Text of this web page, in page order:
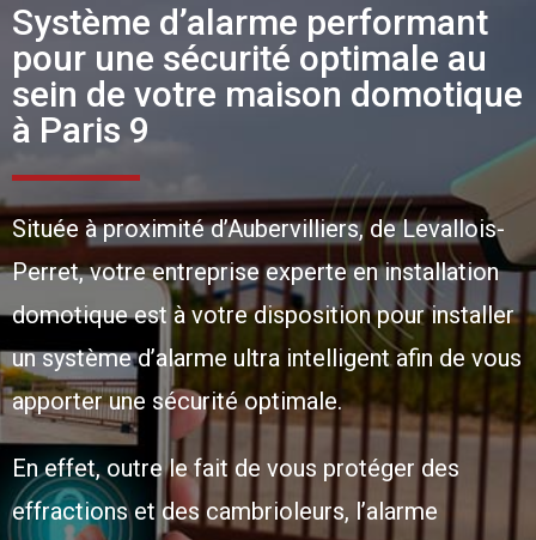
Système d’alarme performant
pour une sécurité optimale au
sein de votre maison domotique
à Paris 9
Située à proximité d’Aubervilliers, de Levallois-
Perret, votre entreprise experte en installation
domotique est à votre disposition pour installer
un système d’alarme ultra intelligent afin de vous
apporter une sécurité optimale.
En effet, outre le fait de vous protéger des
effractions et des cambrioleurs, l’alarme